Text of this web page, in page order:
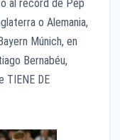
al récord de Pep
o Alemania,
Múnich, en
Bernabéu,
TIENE DE